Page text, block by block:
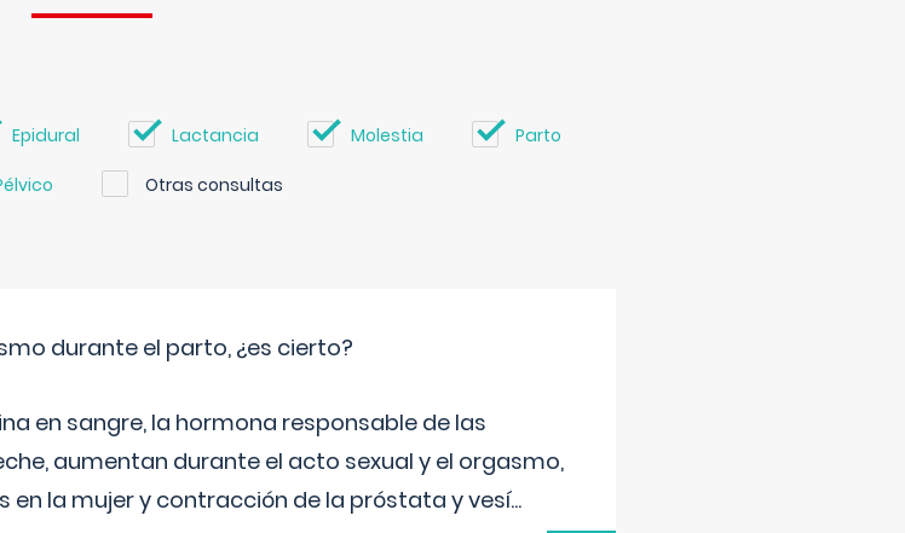
Epidural Lactancia Molestia Parto
Otras consultas
durante el parto, ¿es cierto?
en sangre, la hormona responsable de las
aumentan durante el acto sexual y el orgasmo,
la mujer y contracción de la próstata y vesí...